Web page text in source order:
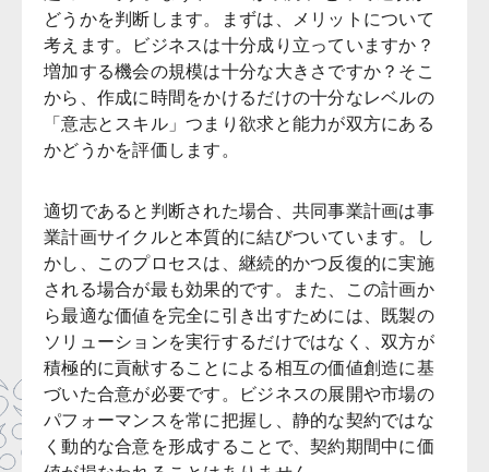
どうかを判断します。まずは、メリットについて
考えます。ビジネスは十分成り立っていますか？
増加する機会の規模は十分な大きさですか？そこ
から、作成に時間をかけるだけの十分なレベルの
「意志とスキル」つまり欲求と能力が双方にある
かどうかを評価します。
適切であると判断された場合、共同事業計画は事
業計画サイクルと本質的に結びついています。し
かし、このプロセスは、継続的かつ反復的に実施
される場合が最も効果的です。また、この計画か
ら最適な価値を完全に引き出すためには、既製の
ソリューションを実行するだけではなく、双方が
積極的に貢献することによる相互の価値創造に基
づいた合意が必要です。ビジネスの展開や市場の
パフォーマンスを常に把握し、静的な契約ではな
く動的な合意を形成することで、契約期間中に価